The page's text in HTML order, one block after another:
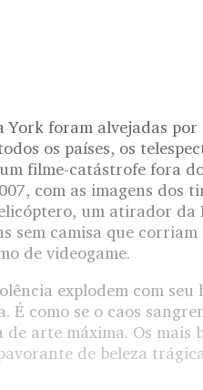
York foram alvejadas
os países, os
filme-catástrofe fora
com as imagens dos
um atirador da
sem camisa que
de videogame.
explodem com
É como se o caos
de arte máxima. Os
de beleza